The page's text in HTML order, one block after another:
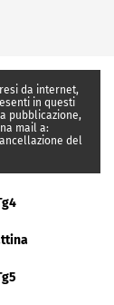
da internet,
in questi
pubblicazione,
mail a:
del